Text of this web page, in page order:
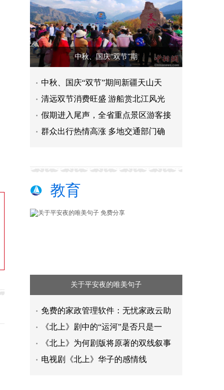
中秋、国庆“双节”期
中秋、国庆“双节”期间新疆天山天
清远双节消费旺盛 游船赏北江风光
假期进入尾声，全省重点景区游客接
群众出行热情高涨 多地交通部门确
教育
关于平安夜的唯美句子
免费的家政管理软件：无忧家政云助
《北上》剧中的“运河”是否只是一
《北上》为何剧版将原著的双线叙事
电视剧《北上》华子的感情线